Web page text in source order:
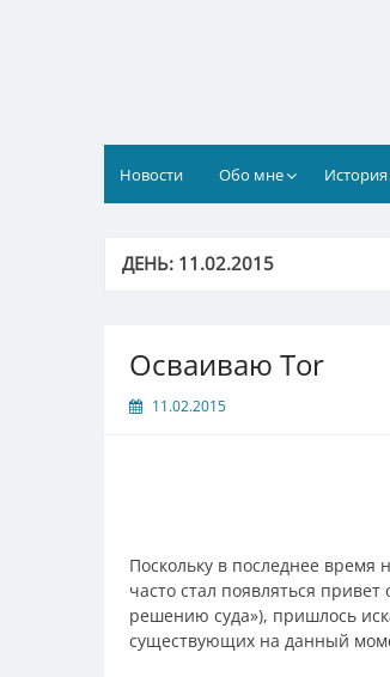
Новости Обо мне История
ДЕНЬ: 11.02.2015
Осваиваю Tor
11.02.2015
Поскольку в последнее
часто стал появляться
решению суда»), пришлось
существующих на данный